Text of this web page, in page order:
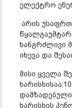
ელექტრო
არის
ხანგრძლივი
იხევა და
მისი ყველა
ხარისხის